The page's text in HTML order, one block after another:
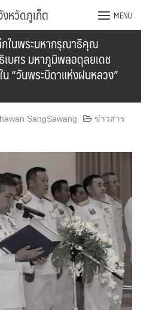
หวัดภูเก็ต MENU
กในพระมหากรุณาธิคุณ
เบศร มหาภูมิพลอดุลยเดช
“วันพระบิดาแห่งฝนหลวง”
SangSawang
ข่าวสาร